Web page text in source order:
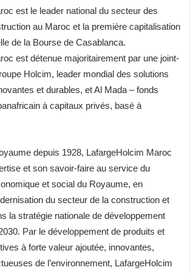
est le leader national du secteur des
au Maroc et la première capitalisation
de la Bourse de Casablanca.
est détenue majoritairement par une joint-
Holcim, leader mondial des solutions
et durables, et Al Mada – fonds
à capitaux privés, basé à
depuis 1928, LafargeHolcim Maroc
et son savoir-faire au service du
et social du Royaume, en
du secteur de la construction et
la stratégie nationale de développement
Par le développement de produits et
à forte valeur ajoutée, innovantes,
de l’environnement, LafargeHolcim